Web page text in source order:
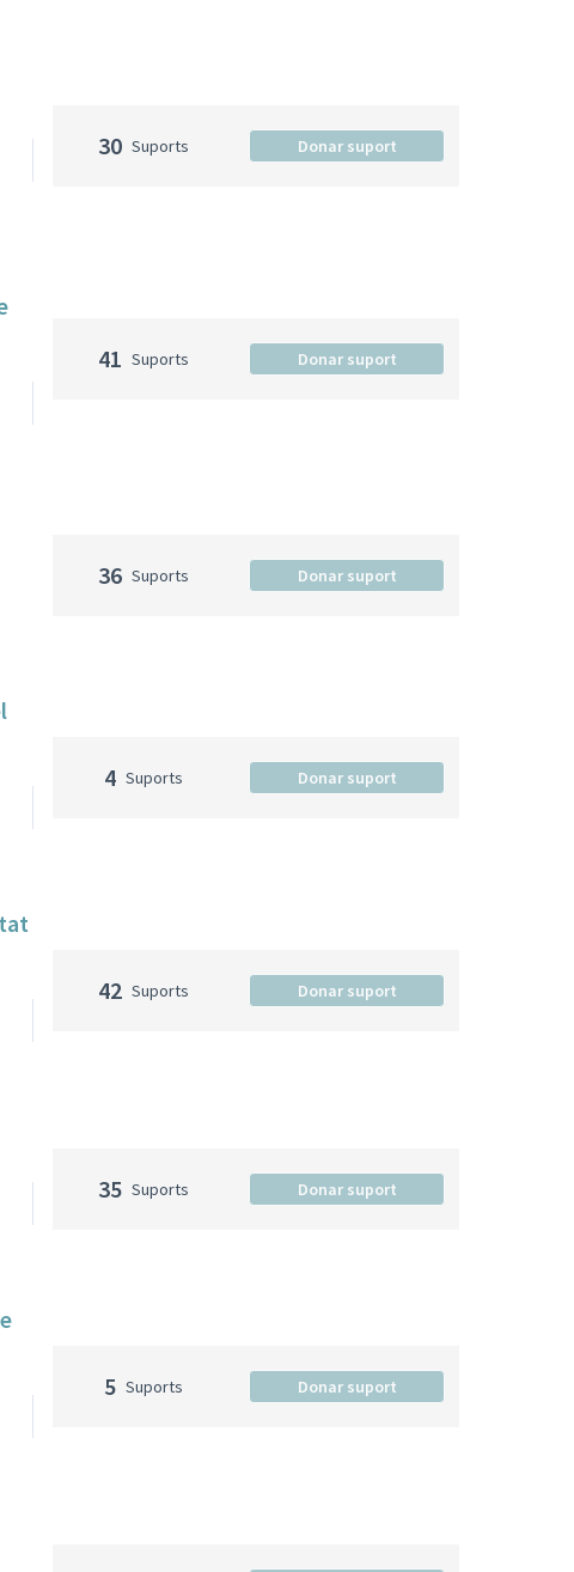
30 Suports Donar suport
41 Suports Donar suport
36 Suports Donar suport
4 Suports Donar suport
42 Suports Donar suport
35 Suports Donar suport
5 Suports Donar suport